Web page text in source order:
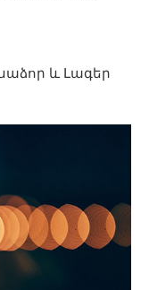
և Լագեր